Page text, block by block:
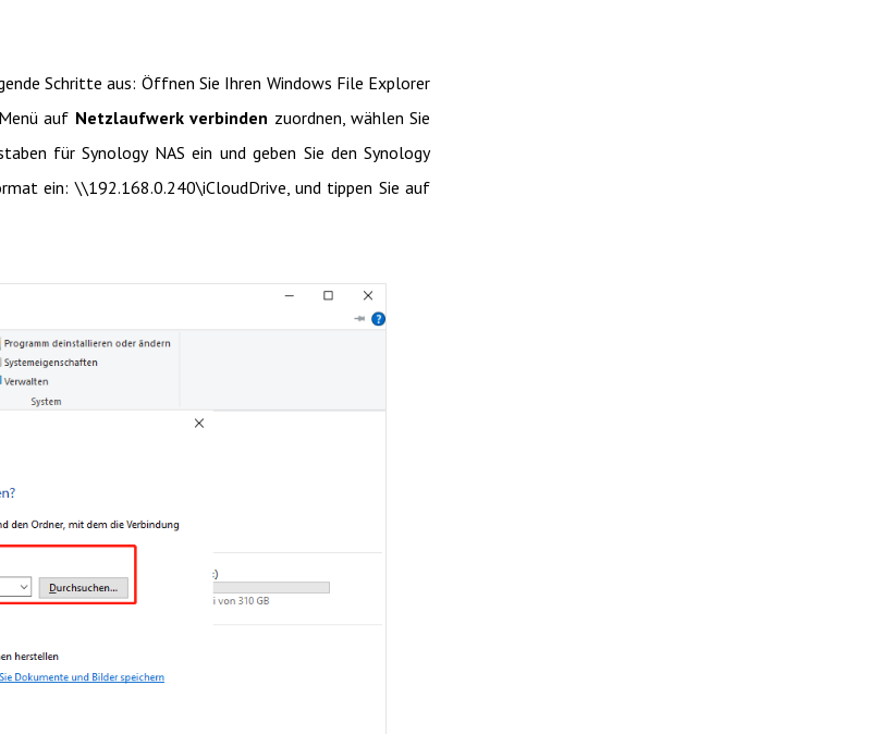
Schritte aus: Öffnen Sie Ihren Windows File Explorer
auf Netzlaufwerk verbinden zuordnen, wählen Sie
für Synology NAS ein und geben Sie den Synology
ein: \\192.168.0.240\iCloudDrive, und tippen Sie auf